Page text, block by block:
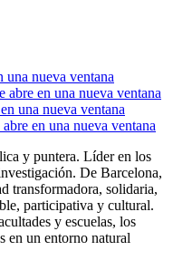
una nueva ventana
abre en una nueva ventana
una nueva ventana
abre en una nueva ventana
y puntera. Líder en los
De Barcelona,
transformadora, solidaria,
participativa y cultural.
y escuelas, los
en un entorno natural